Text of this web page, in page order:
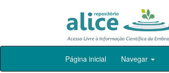
Skip
Página inicial Navegar